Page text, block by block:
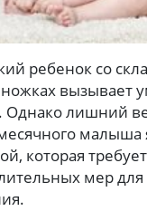
ребенок со
ножках вызывает
Однако лишний
малыша
которая
мер для